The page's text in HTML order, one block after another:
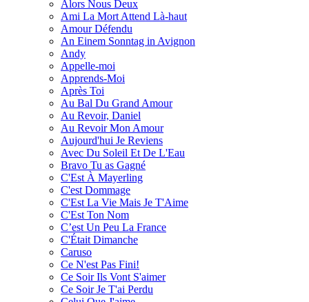
Alors Nous Deux
Ami La Mort Attend Là-haut
Amour Défendu
An Einem Sonntag in Avignon
Andy
Appelle-moi
Apprends-Moi
Après Toi
Au Bal Du Grand Amour
Au Revoir, Daniel
Au Revoir Mon Amour
Aujourd'hui Je Reviens
Avec Du Soleil Et De L'Eau
Bravo Tu as Gagné
C'Est À Mayerling
C'est Dommage
C'Est La Vie Mais Je T'Aime
C'Est Ton Nom
C’est Un Peu La France
C'Était Dimanche
Caruso
Ce N'est Pas Fini!
Ce Soir Ils Vont S'aimer
Ce Soir Je T'ai Perdu